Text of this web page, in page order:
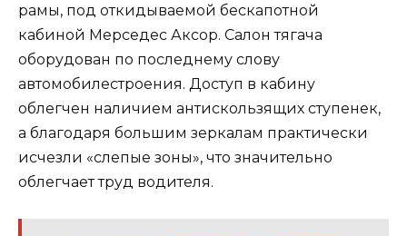
рамы, под откидываемой бескапотной
кабиной Мерседес Аксор. Салон тягача
оборудован по последнему слову
автомобилестроения. Доступ в кабину
облегчен наличием антискользящих ступенек,
а благодаря большим зеркалам практически
исчезли «слепые зоны», что значительно
облегчает труд водителя.